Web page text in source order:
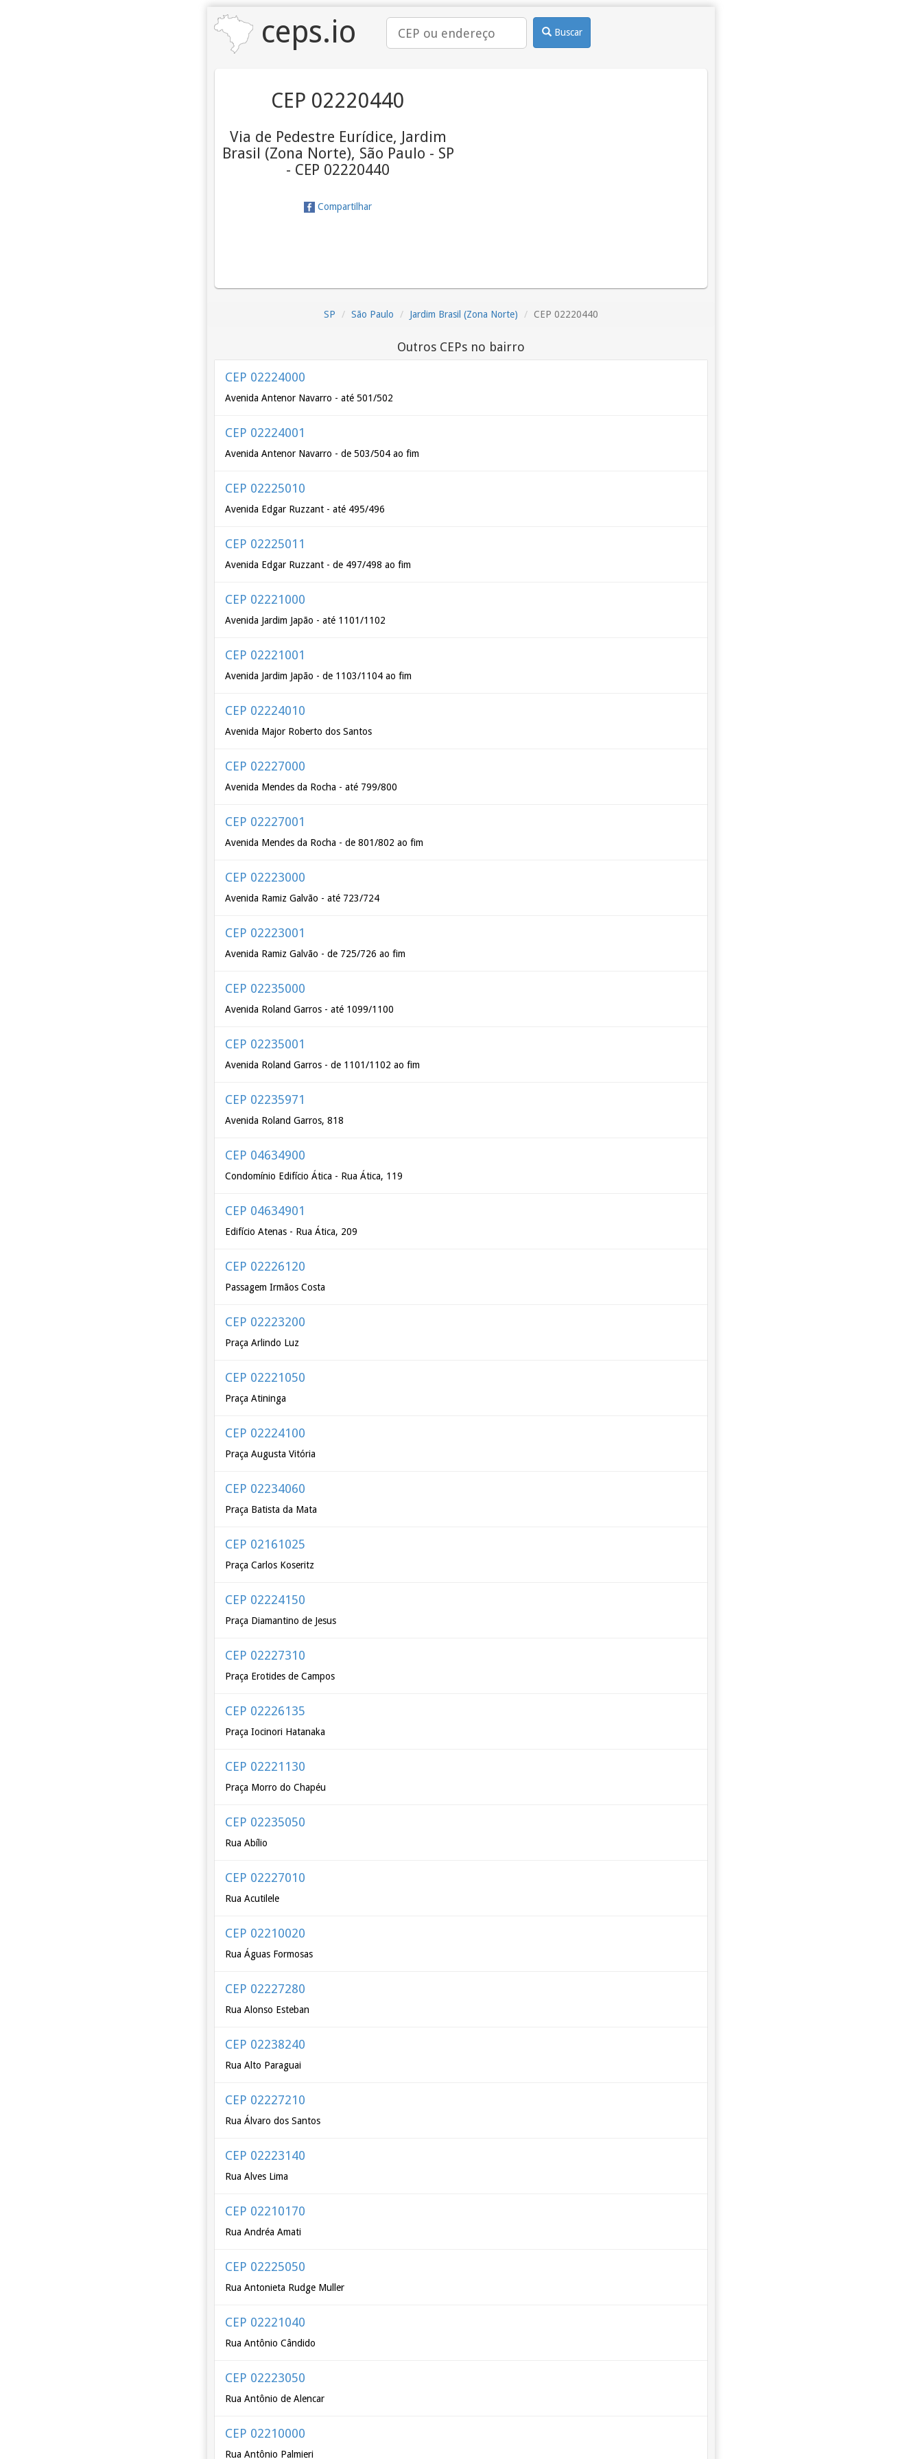
ceps.io Buscar
CEP 02220440
Via de Pedestre Eurídice, Jardim
Brasil (Zona Norte), São Paulo - SP
- CEP 02220440
Compartilhar
SP São Paulo Jardim Brasil (Zona Norte) CEP 02220440
Outros CEPs no bairro
CEP 02224000
Avenida Antenor Navarro - até 501/502
CEP 02224001
Avenida Antenor Navarro - de 503/504 ao fim
CEP 02225010
Avenida Edgar Ruzzant - até 495/496
CEP 02225011
Avenida Edgar Ruzzant - de 497/498 ao fim
CEP 02221000
Avenida Jardim Japão - até 1101/1102
CEP 02221001
Avenida Jardim Japão - de 1103/1104 ao fim
CEP 02224010
Avenida Major Roberto dos Santos
CEP 02227000
Avenida Mendes da Rocha - até 799/800
CEP 02227001
Avenida Mendes da Rocha - de 801/802 ao fim
CEP 02223000
Avenida Ramiz Galvão - até 723/724
CEP 02223001
Avenida Ramiz Galvão - de 725/726 ao fim
CEP 02235000
Avenida Roland Garros - até 1099/1100
CEP 02235001
Avenida Roland Garros - de 1101/1102 ao fim
CEP 02235971
Avenida Roland Garros, 818
CEP 04634900
Condomínio Edifício Ática - Rua Ática, 119
CEP 04634901
Edifício Atenas - Rua Ática, 209
CEP 02226120
Passagem Irmãos Costa
CEP 02223200
Praça Arlindo Luz
CEP 02221050
Praça Atininga
CEP 02224100
Praça Augusta Vitória
CEP 02234060
Praça Batista da Mata
CEP 02161025
Praça Carlos Koseritz
CEP 02224150
Praça Diamantino de Jesus
CEP 02227310
Praça Erotides de Campos
CEP 02226135
Praça Iocinori Hatanaka
CEP 02221130
Praça Morro do Chapéu
CEP 02235050
Rua Abílio
CEP 02227010
Rua Acutilele
CEP 02210020
Rua Águas Formosas
CEP 02227280
Rua Alonso Esteban
CEP 02238240
Rua Alto Paraguai
CEP 02227210
Rua Álvaro dos Santos
CEP 02223140
Rua Alves Lima
CEP 02210170
Rua Andréa Amati
CEP 02225050
Rua Antonieta Rudge Muller
CEP 02221040
Rua Antônio Cândido
CEP 02223050
Rua Antônio de Alencar
CEP 02210000
Rua Antônio Palmieri